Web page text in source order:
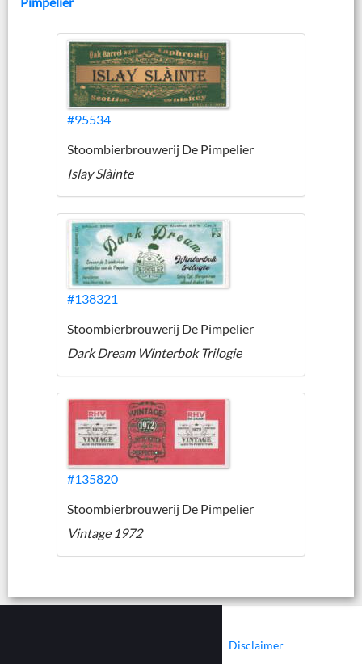
#95534
Stoombierbrouwerij De Pimpelier
Islay Slàinte
#138321
Stoombierbrouwerij De Pimpelier
Dark Dream Winterbok Trilogie
#135820
Stoombierbrouwerij De Pimpelier
Vintage 1972
Disclaimer